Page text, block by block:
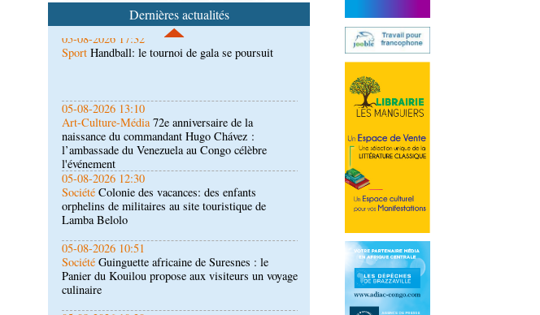
Dernières actualités
05-08-2026 13:10
Art-Culture-Média72e anniversaire de la
l'événement
05-08-2026 12:30
SociétéColonie des vacances: des enfants
orphelins de militaires au site touristique de
Lamba Belolo
05-08-2026 10:51
Société Guinguette africaine de Suresnes : le
Panier du Kouilou propose aux visiteurs un voyage
culinaire
05-08-2026 10:30
Société Énergie: la BAD engagée à accompagner le
Congo dans la structuration de projets d’électricité